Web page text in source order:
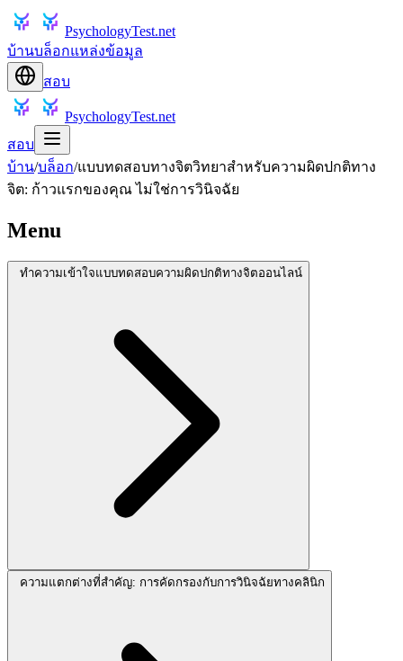
PsychologyTest.net
บ้านบล็อกแหล่งข้อมูล
สอบ
PsychologyTest.net
สอบ
บ้าน/บล็อก/แบบทดสอบทางจิตวิทยาสำหรับความผิดปกติทาง
จิต: ก้าวแรกของคุณ ไม่ใช่การวินิจฉัย
Menu
ทำความเข้าใจแบบทดสอบความผิดปกติทางจิตออนไลน์
ความแตกต่างที่สำคัญ: การคัดกรองกับการวินิจฉัยทางคลินิก